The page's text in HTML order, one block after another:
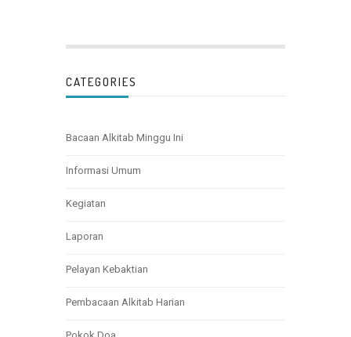
CATEGORIES
Bacaan Alkitab Minggu Ini
Informasi Umum
Kegiatan
Laporan
Pelayan Kebaktian
Pembacaan Alkitab Harian